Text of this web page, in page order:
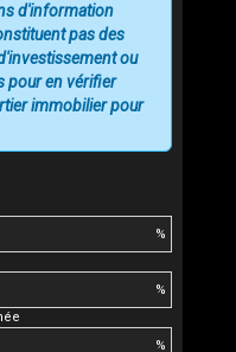
%
%
%
d'information
pas des
ou
pour en vérifier
immobilier pour